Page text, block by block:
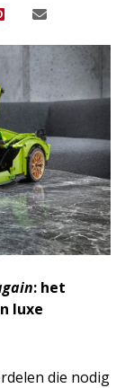
: het
luxe
die nodig